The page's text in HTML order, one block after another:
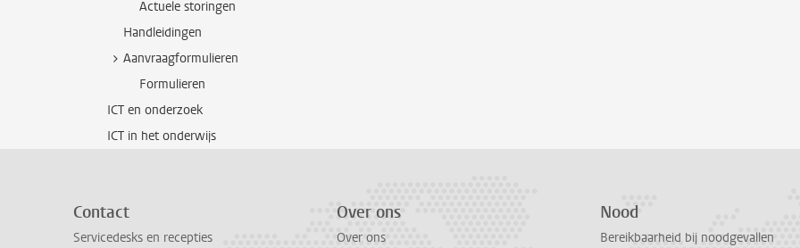
Actuele storingen
Handleidingen
Aanvraagformulieren
Formulieren
ICT en onderzoek
ICT in het onderwijs
Contact
Servicedesks en recepties
Over ons
Over ons
Nood
Bereikbaarheid bij noodgevallen